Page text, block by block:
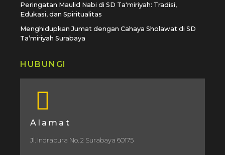
Peringatan Maulid Nabi di SD Ta'miriyah: Tradisi,
Edukasi, dan Spiritualitas
Menghidupkan Jumat dengan Cahaya Sholawat di SD
Ta’miriyah Surabaya
HUBUNGI
Alamat
Jl. Indrapura No. 2 Surabaya 60175